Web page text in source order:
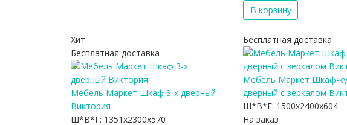
В корзину
Хит
Бесплатная доставка
Мебель Маркет Шкаф 3-х дверный
Виктория
Ш*В*Г: 1351x2300x570
Бесплатная доставка
Мебель Маркет Шкаф-
дверный с зеркалом
Ш*В*Г: 1500x2400x604
На заказ